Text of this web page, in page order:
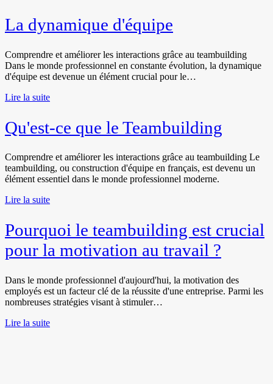
La dynamique d'équipe
Comprendre et améliorer les interactions grâce au teambuilding
Dans le monde professionnel en constante évolution, la dynamique
d'équipe est devenue un élément crucial pour le…
Lire la suite
Qu'est-ce que le Teambuilding
Comprendre et améliorer les interactions grâce au teambuilding Le
teambuilding, ou construction d'équipe en français, est devenu un
élément essentiel dans le monde professionnel moderne.
Lire la suite
Pourquoi le teambuilding est crucial
pour la motivation au travail ?
Dans le monde professionnel d'aujourd'hui, la motivation des
employés est un facteur clé de la réussite d'une entreprise. Parmi les
nombreuses stratégies visant à stimuler…
Lire la suite